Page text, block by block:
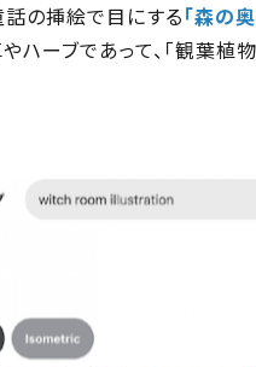
話の挿絵で目にする｢森の
やハーブであって、｢観葉植